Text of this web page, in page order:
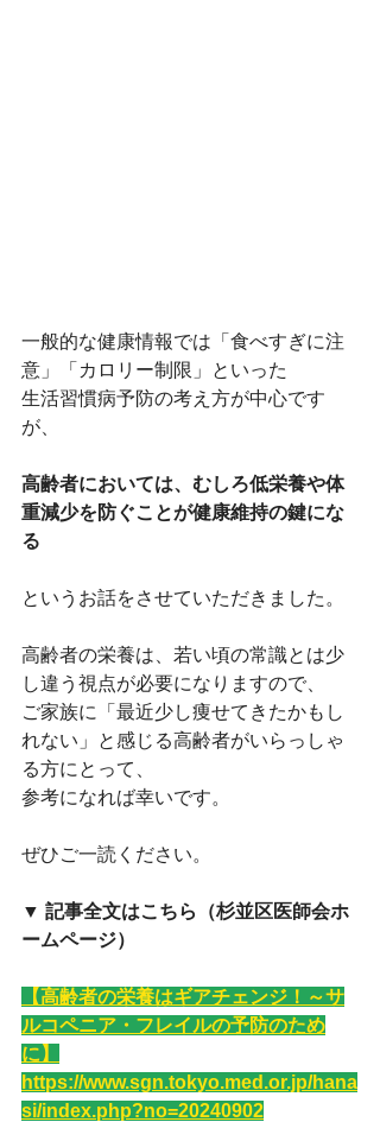
一般的な健康情報では「食べすぎに注
意」「カロリー制限」といった
生活習慣病予防の考え方が中心です
が、
高齢者においては、むしろ低栄養や体
重減少を防ぐことが健康維持の鍵にな
る
というお話をさせていただきました。
高齢者の栄養は、若い頃の常識とは少
し違う視点が必要になりますので、
ご家族に「最近少し痩せてきたかもし
れない」と感じる高齢者がいらっしゃ
る方にとって、
参考になれば幸いです。
ぜひご一読ください。
▼ 記事全文はこちら（杉並区医師会ホ
ームページ）
【高齢者の栄養はギアチェンジ！～サ
ルコペニア・フレイルの予防のため
に】
https://www.sgn.tokyo.med.or.jp/hana
si/index.php?no=20240902